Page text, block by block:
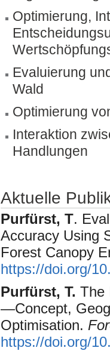
Optimierung,
Evaluierung
Wald
Optimierung
Interaktion
Handlungen
Aktuelle
Purfürst, T.
Accuracy Using
Forest Canopy
https://doi.org/
Purfürst, T. The
—Concept,
Optimisation.
https://doi.org/